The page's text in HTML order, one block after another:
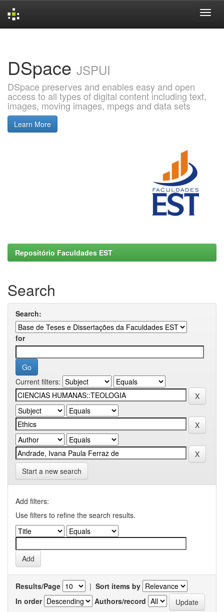
DSpace JSPUI
DSpace preserves and enables easy and open
access to all types of digital content including text,
images, moving images, mpegs and data sets
Learn More
Repositório Faculdades EST
Search
Search:
for
Current filters:
Start a new search
Add filters:
Use filters to refine the search results.
Results/Page | Sort items by
In order
Authors/record